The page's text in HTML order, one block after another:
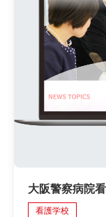
大阪警察病院
看護学校